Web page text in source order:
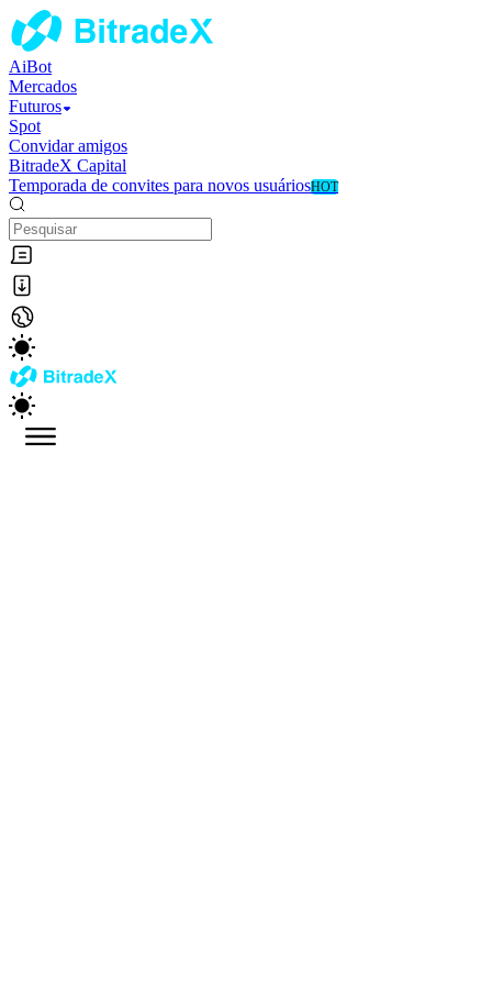
AiBot
Mercados
Futuros
Spot
Convidar amigos
BitradeX Capital
Temporada de convites para novos usuáriosHOT